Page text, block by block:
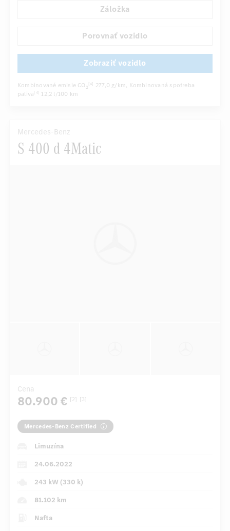
Aktívne viacobrysové sedadlá ...
Záložka
Porovnať vozidlo
Zobraziť vozidlo
Kombinované emisie CO 2 [4] 277,0 g/km, Kombinovaná spotreba
paliva
[4] 12,2 l/100 km
Mercedes-Benz
S 400 d 4Matic
Cena
80.900 € [2] [3]
Mercedes-Benz Certified
Limuzína
24.06.2022
243 kW (330 k)
81.102 km
Nafta